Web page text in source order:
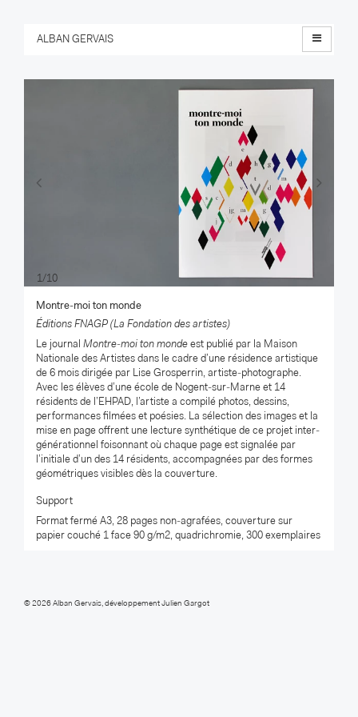
Menu
ALBAN GERVAIS
1/10
Montre-moi ton monde
Éditions FNAGP (La Fondation des artistes)
Le journal Montre-moi ton monde est publié par la Maison
Nationale des Artistes dans le cadre d’une résidence artistique
de 6 mois dirigée par Lise Grosperrin, artiste-photographe.
Avec les élèves d’une école de Nogent-sur-Marne et 14
résidents de l’EHPAD, l’artiste a compilé photos, dessins,
performances filmées et poésies. La sélection des images et la
mise en page offrent une lecture synthétique de ce projet inter-
générationnel foisonnant où chaque page est signalée par
l’initiale d’un des 14 résidents, accompagnées par des formes
géométriques visibles dès la couverture.
Support
Format fermé A3, 28 pages non-agrafées, couverture sur
papier couché 1 face 90 g/m2, quadrichromie, 300 exemplaires
© 2026 Alban Gervais, développement Julien Gargot